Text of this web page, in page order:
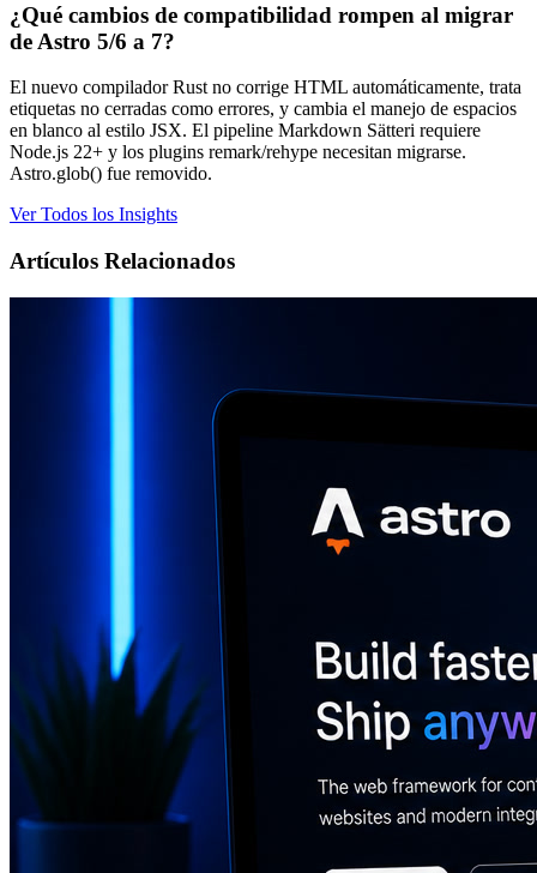
¿Qué cambios de compatibilidad rompen al migrar
de Astro 5/6 a 7?
El nuevo compilador Rust no corrige HTML automáticamente, trata
etiquetas no cerradas como errores, y cambia el manejo de espacios
en blanco al estilo JSX. El pipeline Markdown Sätteri requiere
Node.js 22+ y los plugins remark/rehype necesitan migrarse.
Astro.glob() fue removido.
Ver Todos los Insights
Artículos Relacionados